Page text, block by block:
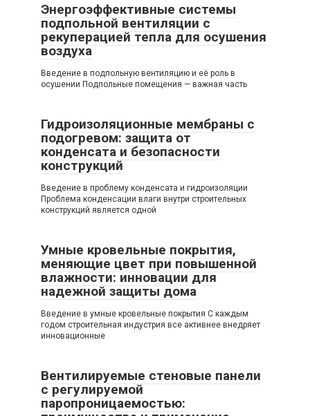
Энергоэффективные системы
подпольной вентиляции с
рекуперацией тепла для осушения
воздуха
Введение в подпольную вентиляцию и её роль в
осушении Подпольные помещения — важная часть
Гидроизоляционные мембраны с
подогревом: защита от
конденсата и безопасности
конструкций
Введение в проблему конденсата и гидроизоляции
Проблема конденсации влаги внутри строительных
конструкций является одной
Умные кровельные покрытия,
меняющие цвет при повышенной
влажности: инновации для
надежной защиты дома
Введение в умные кровельные покрытия С каждым
годом строительная индустрия все активнее внедряет
инновационные
Вентилируемые стеновые панели
с регулируемой
паропроницаемостью: